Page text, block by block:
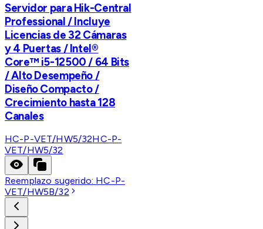
Servidor para Hik-Central
Professional / Incluye
Licencias de 32 Cámaras
y 4 Puertas / Intel®
Core™ i5-12500 / 64 Bits
/ Alto Desempeño /
Diseño Compacto /
Crecimiento hasta 128
Canales
HC-P-VET/HW5/32HC-P-
VET/HW5/32
Reemplazo sugerido: HC-P-
VET/HW5B/32